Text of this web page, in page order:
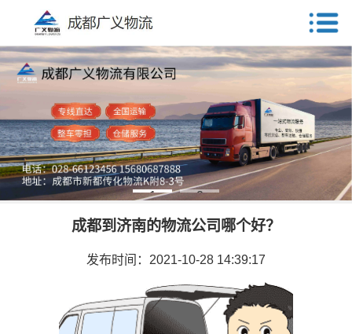
1 2
成都到济南的物流公司哪个好？
发布时间：2021-10-28 14:39:17